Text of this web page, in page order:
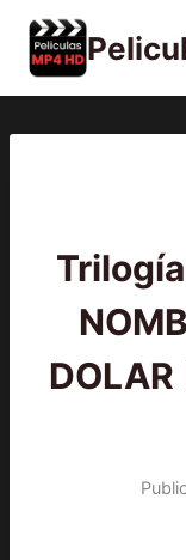
Saltar
contenido